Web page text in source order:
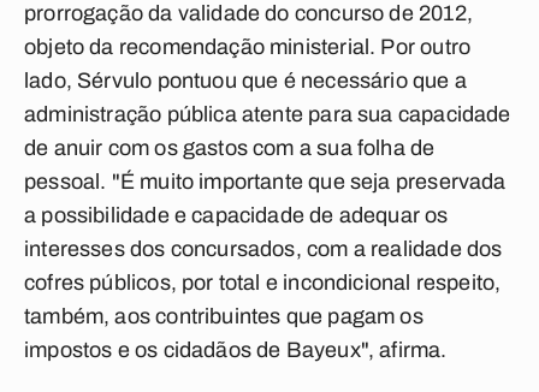
prorrogação da validade do concurso de 2012,
objeto da recomendação ministerial. Por outro
lado, Sérvulo pontuou que é necessário que a
administração pública atente para sua capacidade
de anuir com os gastos com a sua folha de
pessoal. "É muito importante que seja preservada
a possibilidade e capacidade de adequar os
interesses dos concursados, com a realidade dos
cofres públicos, por total e incondicional respeito,
também, aos contribuintes que pagam os
impostos e os cidadãos de Bayeux", afirma.